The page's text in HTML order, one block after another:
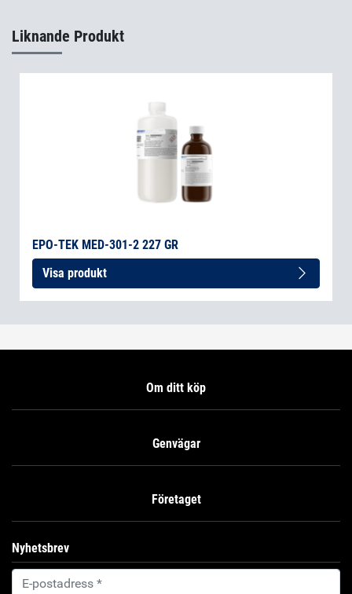
Liknande Produkt
EPO-TEK MED-301-2 227 GR
Visa produkt
Om ditt köp
Genvägar
Företaget
Nyhetsbrev